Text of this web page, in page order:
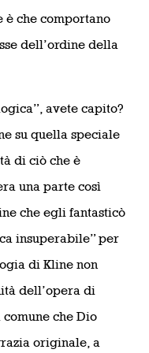
che comportano
dell’ordine della
avete capito?
su quella speciale
di ciò che è
una parte così
che egli fantasticò
insuperabile” per
di Kline non
dell’opera di
che Dio
originale, a